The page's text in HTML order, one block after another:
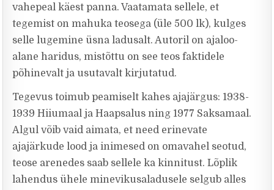
vahepeal käest panna. Vaatamata sellele, et
tegemist on mahuka teosega (üle 500 lk), kulges
selle lugemine üsna ladusalt. Autoril on ajaloo-
alane haridus, mistõttu on see teos faktidele
põhinevalt ja usutavalt kirjutatud.
Tegevus toimub peamiselt kahes ajajärgus: 1938-
1939 Hiiumaal ja Haapsalus ning 1977 Saksamaal.
Algul võib vaid aimata, et need erinevate
ajajärkude lood ja inimesed on omavahel seotud,
teose arenedes saab sellele ka kinnitust. Lõplik
lahendus ühele minevikusaladusele selgub alles